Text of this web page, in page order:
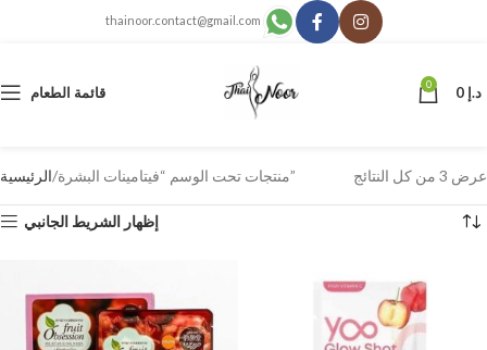
thainoor.contact@gmail.com
قائمة الطعام 0 د.إ
الرئيسية منتجات تحت الوسم “فيتامينات البشرة” عرض ⁦3⁩ من كل النتائج
إظهار الشريط الجانبي